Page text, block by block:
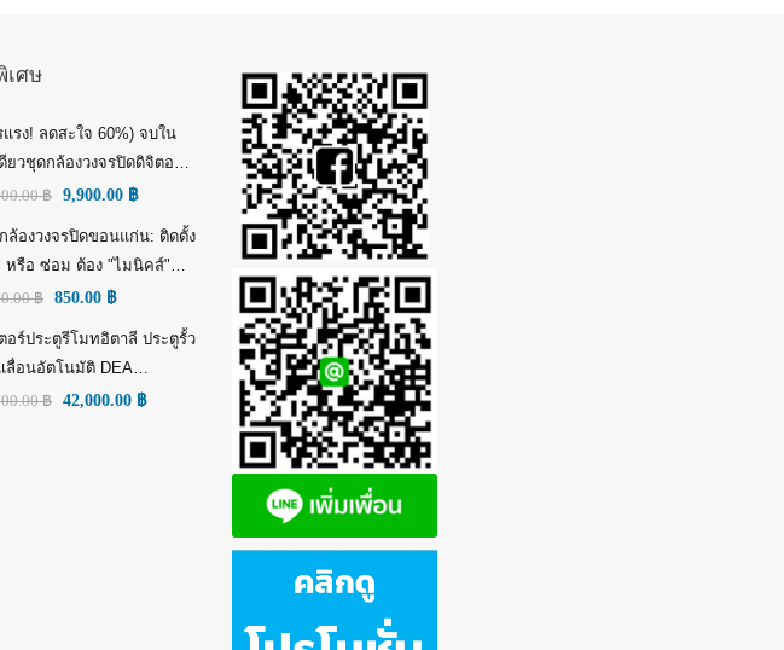
เศษ
แรง! ลดสะใจ 60%) จบใน
ยวชุดกล้องวงจรปิดดิจิตอล
4MP (คมชัดกว่า Full
฿ 9,900.00 ฿
ล้องวงจรปิดขอนแก่น: ติดตั้ง
หรือ ซ่อม ต้อง "ไมนิคส์"
฿ 850.00 ฿
อร์ประตูรีโมทอิตาลี ประตูรั้ว
ลื่อนอัตโนมัติ DEA
N/M: พลัง อิตาลี เพื่อ
฿ 42,000.00 ฿